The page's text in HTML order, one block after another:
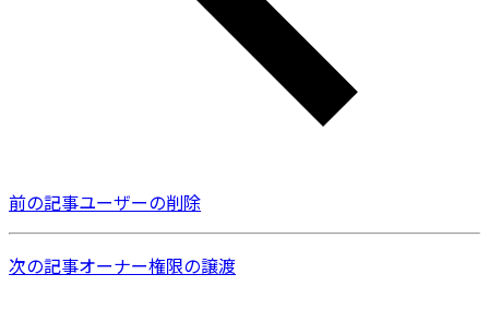
前の記事ユーザーの削除
次の記事オーナー権限の譲渡